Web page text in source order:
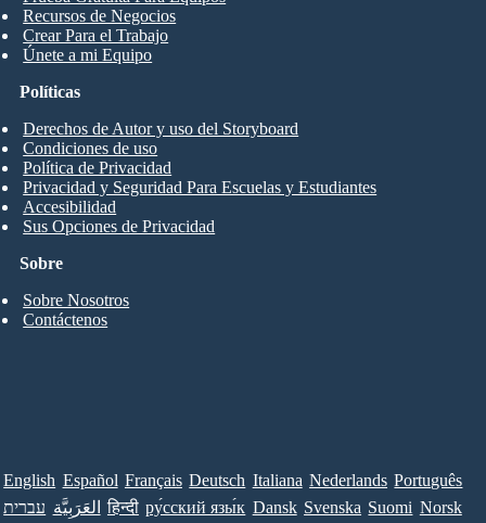
Recursos de Negocios
Crear Para el Trabajo
Únete a mi Equipo
Sobre
Sobre Nosotros
Contáctenos
Políticas
Derechos de Autor y uso del Storyboard
Condiciones de uso
Política de Privacidad
Privacidad y Seguridad Para Escuelas y Estudiantes
Accesibilidad
Sus Opciones de Privacidad
English Español Français Deutsch Italiana Nederlands Português
עברית العَرَبِيَّة हिन्दी ру́сский язы́к Dansk Svenska Suomi Norsk